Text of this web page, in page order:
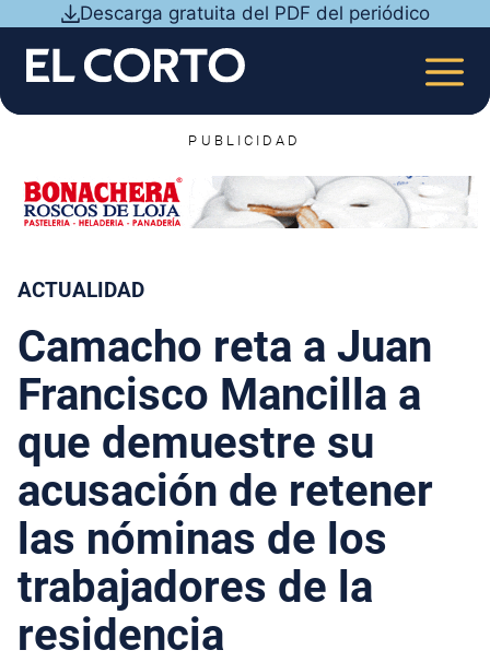
contenido
Descarga gratuita del PDF del periódico
PUBLICIDAD
ACTUALIDAD
Camacho reta a Juan
Francisco Mancilla a
que demuestre su
acusación de retener
las nóminas de los
trabajadores de la
residencia